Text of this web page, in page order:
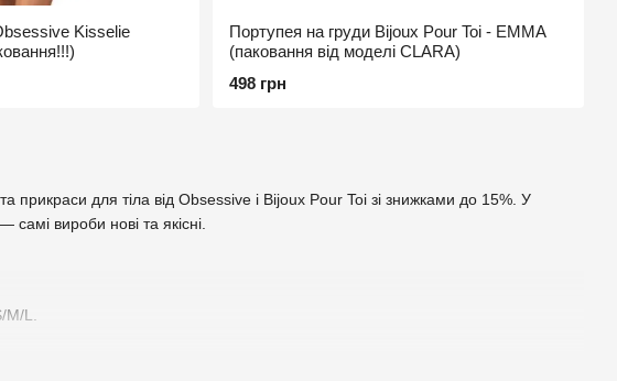
прикраси для тіла від Obsessive і Bijoux Pour Toi зі знижками до 15%. У
вироби нові та якісні.
L.
Kisselie
Портупея на груди Bijoux Pour Toi - EMMA
(паковання від моделі CLARA)
498 грн